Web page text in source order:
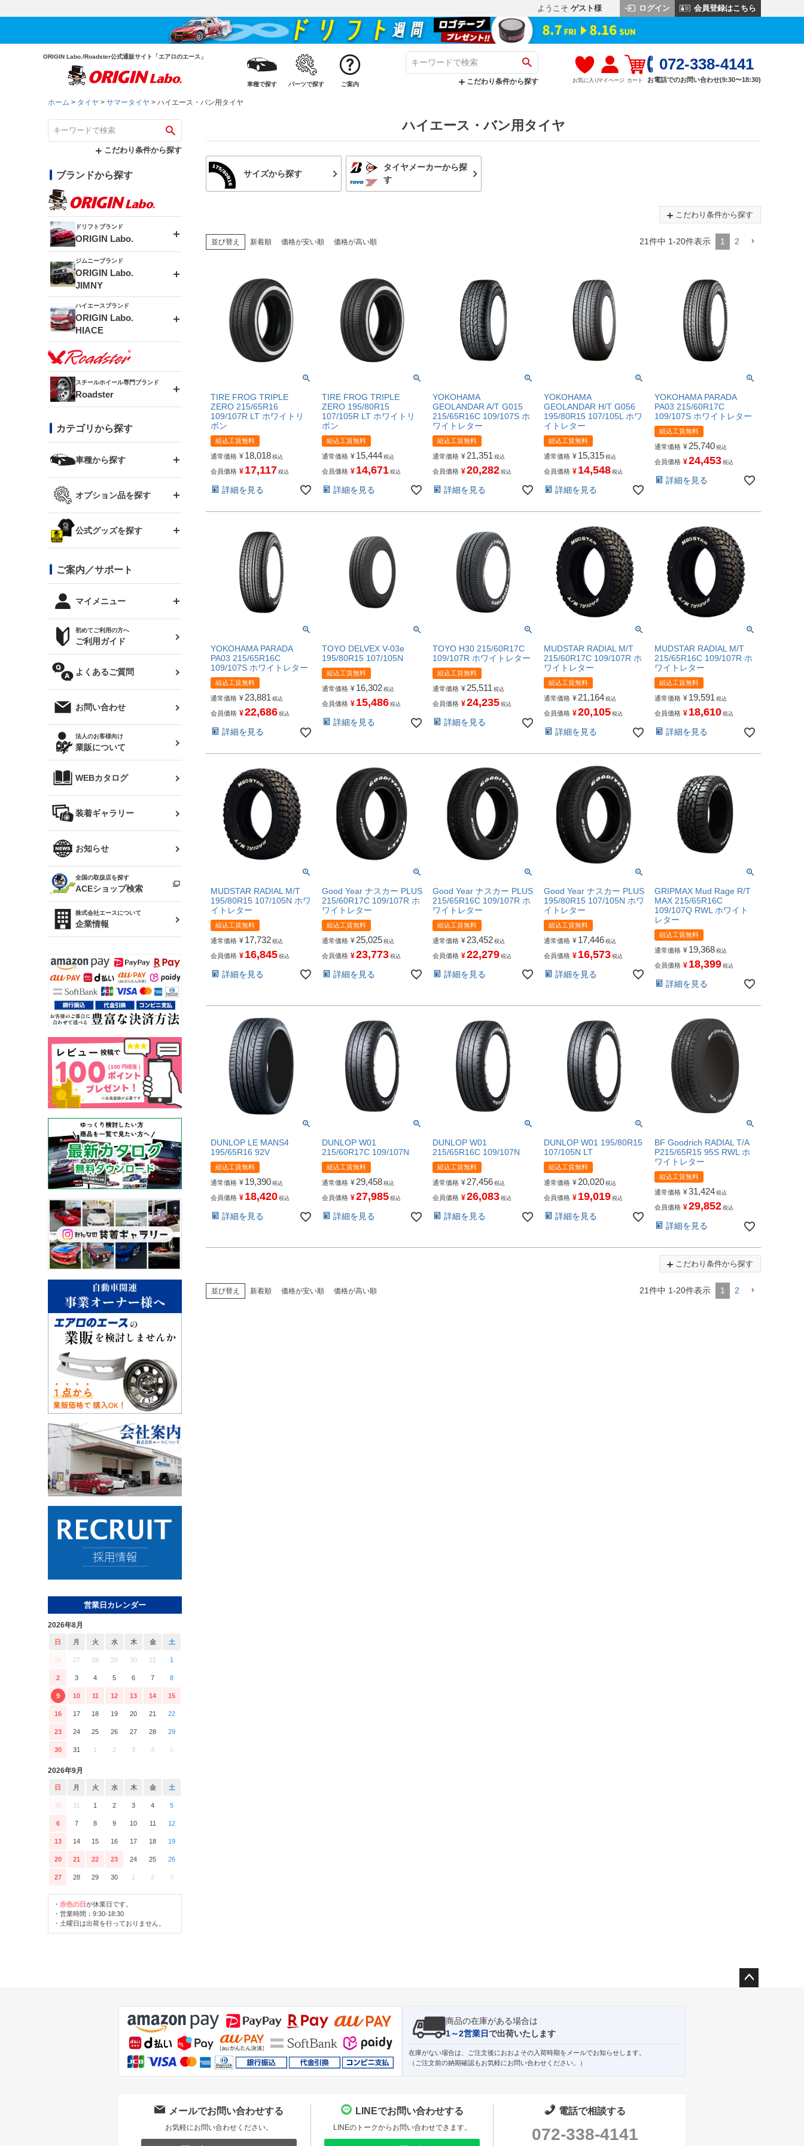
ようこそ ゲスト様 ログイン 会員登録はこちら
ORIGIN Labo./Roadster公式通販サイト「エアロのエース」
車種で探す パーツで探す ご案内 こだわり条件から探す お気に入りマイページ カート
072-338-4141
お電話でのお問い合わせ(9:30〜18:30)
ホーム タイヤ サマータイヤ ハイエース・バン用タイヤ
こだわり条件から探す
ブランドから探す
ドリフトブランド
ORIGIN Labo.
エアロシリーズ
ドリフトライン
風神(180SX)
雷神(S15)
龍神(チェイサー)
レーシングライン
アタックライン
ストリームライン
スタイリッシュライン
フロントフェンダー
リアフェンダー
ブラッシュフェンダー
コンバットアイ
GTウイング
リアウイング
ルーフウイング
ボンネット
カナード
外装・補修パーツ
オリジンアーム(足回り)
レンズ
マフラー
ジムニーブランド
ORIGIN Labo.
JIMNY
アルミホイール
MUD-ZEUS
アルミホイール
MUD-SR7
MUD-S7
ボンネット
フェンダー
サイドパーツ
リアウイング
リアゲート
メンテナンスパーツ
ハイエースブランド
ORIGIN Labo.
HIACE
エアロシリーズ
LUX MODEL SP
LUX MODEL
RUGGER MODEL
GROUND MODEL
PHANTOM LIP
DTM:exclusive
オーバーフェンダー
リアウイング
スムージングバンパー
ワイパーガード
内装パーツ
スチールホイール専門ブランド
Roadster
DAYTONA-RS
DAYTONA-RS NEO
まつど家 鉄漢
まつど家 鉄心
まつど家 鉄八
カテゴリから探す
車種から探す
トヨタ
JZX110 マークⅡ
ハイエース
レビン
トレノ
マークX
クラウン
クラウンマジェスタ
アリスト
ソアラ
アルテッツァ
プロボックス
RAV4
シルビア S13
シルビア S14 前期
シルビア S15
180SX
ワンビア
Z32 フェアレディZ
R34 スカイライン
スカイライン
（ER34/R33/ECR33/R32）
キャラバン
ローレル
セフィーロ
スズキ
RX-7
スバル
BRZ
レクサス
三菱
デリカ D:5
軽自動車
汎用
オプション品を探す
GTウイング用ラダー
コンバットアイ用ライト
オプションタイヤ
サマータイヤ
ジムニー用タイヤ
ハイエース・バン用タイ
ホイールナット
公式グッズを探す
ステッカー
トップス(半袖)
トップス(長袖)
パーカー
オーバーオール(つなぎ)
タオル
帽子
バッグ
ファッション小物
雑貨・ステーショナリー
ベビー用品
ご案内／サポート
マイメニュー
ログインする
お気に入りリスト
クーポンを見る
閲覧履歴
ニュースレターお申し込み
初めてご利用の方へ
ご利用ガイド
よくあるご質問
お問い合わせ
法人のお客様向け
業販について
WEBカタログ
装着ギャラリー
お知らせ
全国の取扱店を探す
ACEショップ検索
株式会社エースについて
企業情報
営業日カレンダー
2026年8月
日 月 火 水 木 金 土
26 27 28 29 30 31 1
2 3 4 5 6 7 8
9 10 11 12 13 14 15
16 17 18 19 20 21 22
23 24 25 26 27 28 29
30 31 1 2 3 4 5
2026年9月
日 月 火 水 木 金 土
30 31 1 2 3 4 5
6 7 8 9 10 11 12
13 14 15 16 17 18 19
20 21 22 23 24 25 26
27 28 29 30 1 2 3
・ 赤色の日が休業日です。
・営業時間：9:30-18:30
・土曜日は出荷を行っておりません。
ハイエース・バン用タイヤ
サイズから探す
タイヤメーカーから探
す
こだわり条件から探す
並び替え 新着順 価格が安い順 価格が高い順 21件中 1-20件表示 1 2
TIRE FROG TRIPLE
ZERO 215/65R16
109/107R LT ホワイトリ
ボン
組込工賃無料
通常価格 ¥ 18,018 税込
会員価格 ¥ 17,117 税込
詳細を見る
TIRE FROG TRIPLE
ZERO 195/80R15
107/105R LT ホワイトリ
ボン
組込工賃無料
通常価格 ¥ 15,444 税込
会員価格 ¥ 14,671 税込
詳細を見る
YOKOHAMA
GEOLANDAR A/T G015
215/65R16C 109/107S ホ
ワイトレター
組込工賃無料
通常価格 ¥ 21,351 税込
会員価格 ¥20,282 税込
詳細を見る
YOKOHAMA
GEOLANDAR H/T G056
195/80R15 107/105L ホワ
イトレター
組込工賃無料
通常価格 ¥ 15,315 税込
会員価格 ¥ 14,548 税込
詳細を見る
YOKOHAMA PARADA
PA03 215/60R17C
109/107S ホワイトレター
組込工賃無料
通常価格 ¥ 25,740 税込
会員価格 ¥24,453 税込
詳細を見る
YOKOHAMA PARADA
PA03 215/65R16C
109/107S ホワイトレター
組込工賃無料
通常価格 ¥ 23,881 税込
会員価格 ¥22,686 税込
詳細を見る
TOYO DELVEX V-03e
195/80R15 107/105N
組込工賃無料
通常価格 ¥ 16,302 税込
会員価格 ¥ 15,486 税込
詳細を見る
TOYO H30 215/60R17C
109/107R ホワイトレター
組込工賃無料
通常価格 ¥ 25,511 税込
会員価格 ¥24,235 税込
詳細を見る
MUDSTAR RADIAL M/T
215/60R17C 109/107R ホ
ワイトレター
組込工賃無料
通常価格 ¥ 21,164 税込
会員価格 ¥20,105 税込
詳細を見る
MUDSTAR RADIAL M/T
215/65R16C 109/107R ホ
ワイトレター
組込工賃無料
通常価格 ¥ 19,591 税込
会員価格 ¥ 18,610 税込
詳細を見る
MUDSTAR RADIAL M/T
195/80R15 107/105N ホワ
イトレター
組込工賃無料
通常価格 ¥ 17,732 税込
会員価格 ¥ 16,845 税込
詳細を見る
Good Year ナスカー PLUS
215/60R17C 109/107R ホ
ワイトレター
組込工賃無料
通常価格 ¥ 25,025 税込
会員価格 ¥23,773 税込
詳細を見る
Good Year ナスカー PLUS
215/65R16C 109/107R ホ
ワイトレター
組込工賃無料
通常価格 ¥ 23,452 税込
会員価格 ¥22,279 税込
詳細を見る
Good Year ナスカー PLUS
195/80R15 107/105N ホワ
イトレター
組込工賃無料
通常価格 ¥ 17,446 税込
会員価格 ¥ 16,573 税込
詳細を見る
GRIPMAX Mud Rage R/T
MAX 215/65R16C
109/107Q RWL ホワイト
レター
組込工賃無料
通常価格 ¥ 19,368 税込
会員価格 ¥ 18,399 税込
詳細を見る
DUNLOP LE MANS4
195/65R16 92V
組込工賃無料
通常価格 ¥ 19,390 税込
会員価格 ¥ 18,420 税込
詳細を見る
DUNLOP W01
215/60R17C 109/107N
組込工賃無料
通常価格 ¥29,458 税込
会員価格 ¥27,985 税込
詳細を見る
DUNLOP W01
215/65R16C 109/107N
組込工賃無料
通常価格 ¥27,456 税込
会員価格 ¥26,083 税込
詳細を見る
DUNLOP W01 195/80R15
107/105N LT
組込工賃無料
通常価格 ¥20,020 税込
会員価格 ¥ 19,019 税込
詳細を見る
BF Goodrich RADIAL T/A
P215/65R15 95S RWL ホ
ワイトレター
組込工賃無料
通常価格 ¥31,424 税込
会員価格 ¥29,852 税込
詳細を見る
こだわり条件から探す
並び替え 新着順 価格が安い順 価格が高い順 21件中 1-20件表示 1 2
商品の在庫がある場合は
1～2営業日で出荷いたします
在庫がない場合は、ご注文後におおよその入荷時期をメールでお知らせします。
（ご注文前の納期確認もお気軽にお問い合わせください。）
メールでお問い合わせする
お気軽にお問い合わせください。
LINEでお問い合わせする
LINEのトークからお問い合わせできます。
電話で相談する
072-338-4141